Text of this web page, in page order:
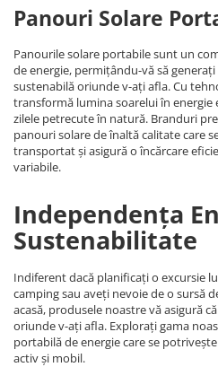
Panouri Solare
Panourile solare portabile sunt un
de energie, permițându-vă să
sustenabilă oriunde v-ați afla. Cu
transformă lumina soarelui în energie
zilele petrecute în natură. Branduri
panouri solare de înaltă calitate care
transportat și asigură o încărcare
variabile.
Independența
Sustenabilitate
Indiferent dacă planificați o excursie
camping sau aveți nevoie de o sursă
acasă, produsele noastre vă asigură
oriunde v-ați afla. Explorați gama
portabilă de energie care se
activ și mobil.